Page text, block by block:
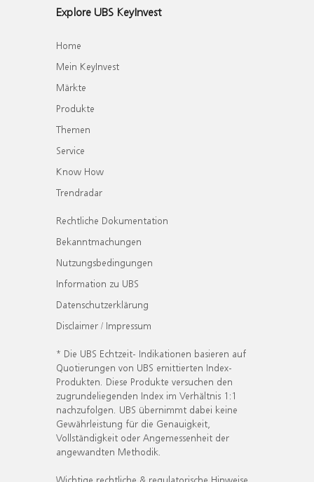
Explore UBS KeyInvest
Home
Mein KeyInvest
Märkte
Produkte
Themen
Service
Know How
Trendradar
Rechtliche Dokumentation
Bekanntmachungen
Nutzungsbedingungen
Information zu UBS
Datenschutzerklärung
Disclaimer / Impressum
* Die UBS Echtzeit- Indikationen basieren auf
Quotierungen von UBS emittierten Index-
Produkten. Diese Produkte versuchen den
zugrundeliegenden Index im Verhältnis 1:1
nachzufolgen. UBS übernimmt dabei keine
Gewährleistung für die Genauigkeit,
Vollständigkeit oder Angemessenheit der
angewandten Methodik.